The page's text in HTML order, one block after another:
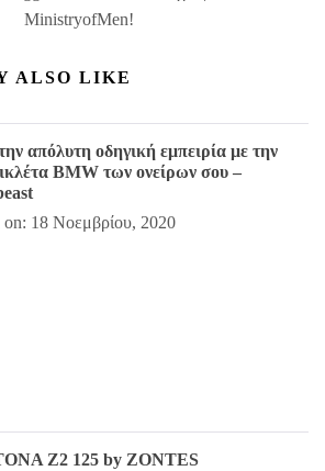
MinistryofMen!
ALSO LIKE
απόλυτη οδηγική εμπειρία με την
BMW των ονείρων σου –
on: 18 Νοεμβρίου, 2020
Z2 125 by ZONTES